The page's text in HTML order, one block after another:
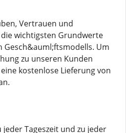
Vertrauen und
wichtigsten Grundwerte
Gesch&auml;ftsmodells. Um
zu unseren Kunden
kostenlose Lieferung von
Tageszeit und zu jeder